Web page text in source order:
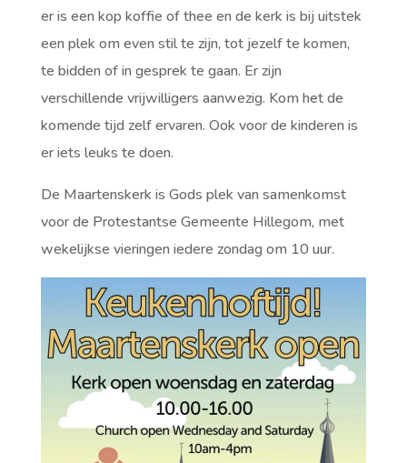
er is een kop koffie of thee en de kerk is bij uitstek
een plek om even stil te zijn, tot jezelf te komen,
te bidden of in gesprek te gaan. Er zijn
verschillende vrijwilligers aanwezig. Kom het de
komende tijd zelf ervaren. Ook voor de kinderen is
er iets leuks te doen.
De Maartenskerk is Gods plek van samenkomst
voor de Protestantse Gemeente Hillegom, met
wekelijkse vieringen iedere zondag om 10 uur.